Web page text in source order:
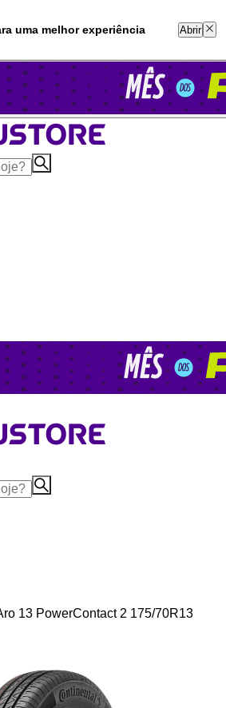
13 PowerContact 2 175/70R13
uma melhor experiência Abrir